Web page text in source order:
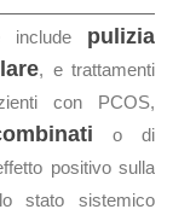
include pulizia
, e trattamenti
con PCOS,
o di
positivo sulla
stato sistemico